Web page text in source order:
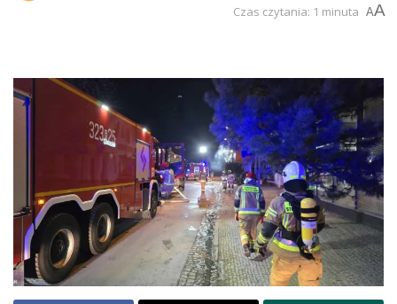
Czas czytania: 1 minuta AA